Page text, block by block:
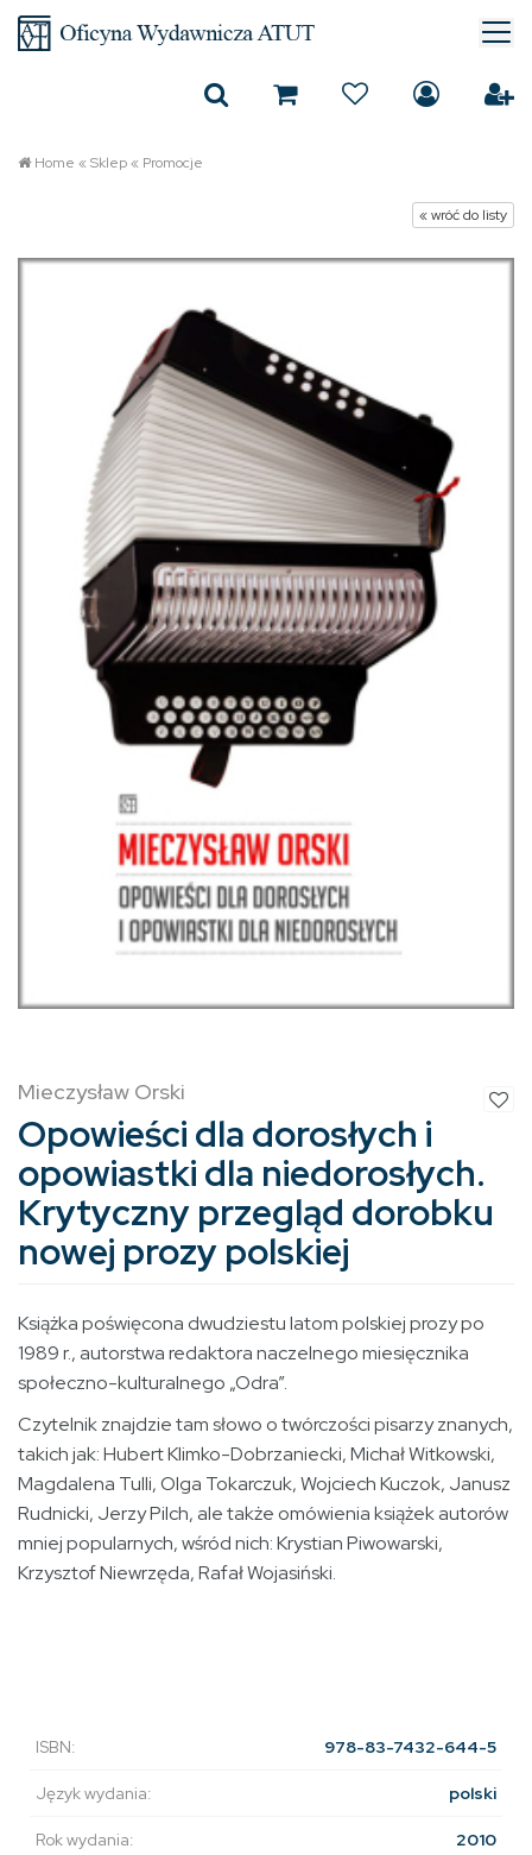
Home «Sklep« Promocje
« wróć do listy
Mieczysław Orski
Opowieści dla dorosłych i
opowiastki dla niedorosłych.
Krytyczny przegląd dorobku
nowej prozy polskiej
Książka poświęcona dwudziestu latom polskiej prozy po
1989 r., autorstwa redaktora naczelnego miesięcznika
społeczno-kulturalnego „Odra”.
Czytelnik znajdzie tam słowo o twórczości pisarzy znanych,
takich jak: Hubert Klimko-Dobrzaniecki, Michał Witkowski,
Magdalena Tulli, Olga Tokarczuk, Wojciech Kuczok, Janusz
Rudnicki, Jerzy Pilch, ale także omówienia książek autorów
mniej popularnych, wśród nich: Krystian Piwowarski,
Krzysztof Niewrzęda, Rafał Wojasiński.
ISBN: 978-83-7432-644-5
Język wydania: polski
Rok wydania: 2010